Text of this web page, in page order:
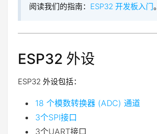
阅读我们的指南： ESP32 开发板入门。
ESP32 外设
ESP32 外设包括：
18 个模数转换器 (ADC) 通道
3个SPI接口
3个UART接口